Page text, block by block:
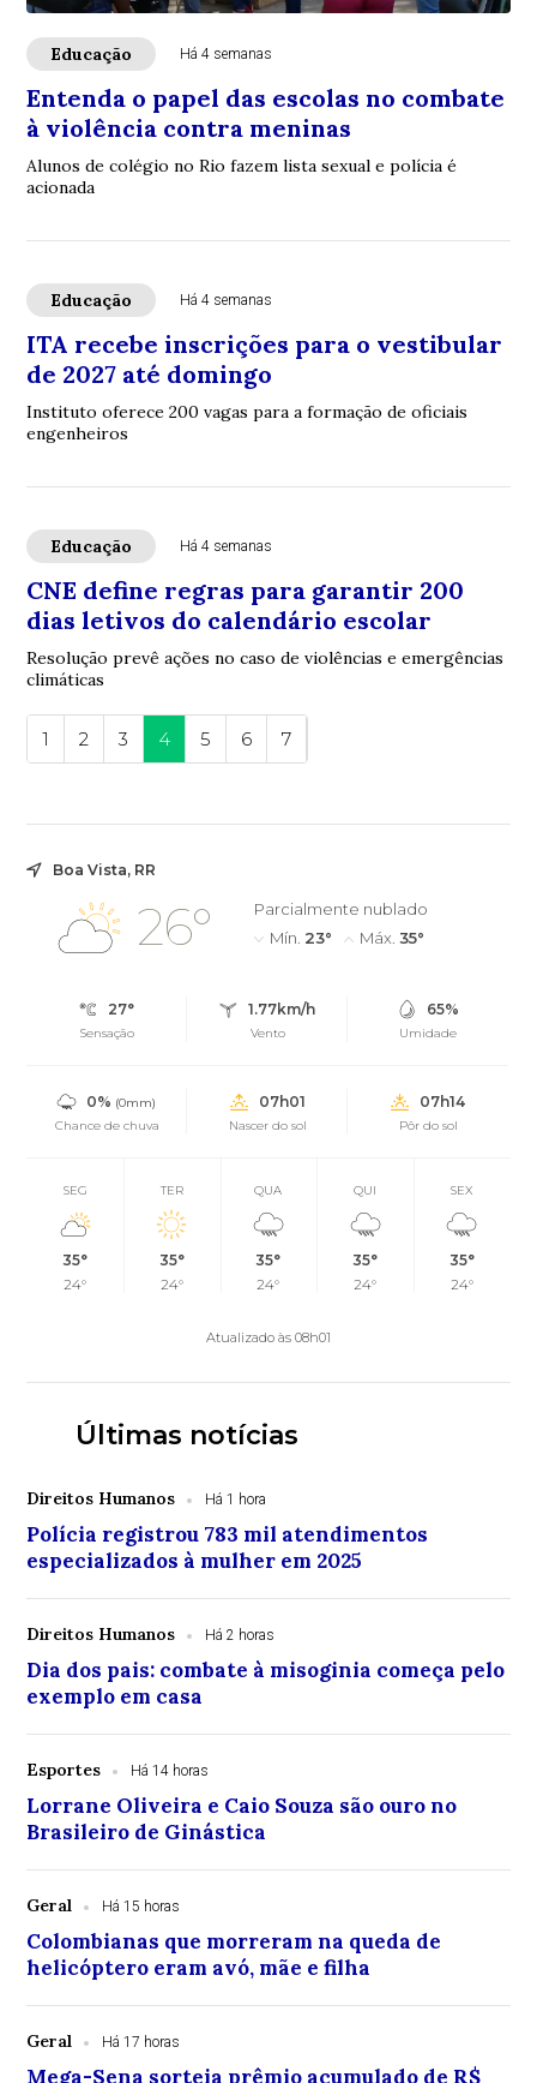
Educação Há 4 semanas
Entenda o papel das escolas no combate
à violência contra meninas
Alunos de colégio no Rio fazem lista sexual e polícia é
acionada
Educação Há 4 semanas
ITA recebe inscrições para o vestibular
de 2027 até domingo
Instituto oferece 200 vagas para a formação de oficiais
engenheiros
Educação Há 4 semanas
CNE define regras para garantir 200
dias letivos do calendário escolar
Resolução prevê ações no caso de violências e emergências
climáticas
1 2 3 4 5 6 7
Boa Vista, RR
26°
Parcialmente nublado
Mín. 23° Máx. 35°
27°
Sensação
1.77km/h
Vento
65%
Umidade
0% (0mm)
Chance de chuva
07h01
Nascer do sol
07h14
Pôr do sol
SEG
35°
24°
TER
35°
24°
QUA
35°
24°
QUI
35°
24°
SEX
35°
24°
Atualizado às 08h01
Últimas notícias
Direitos Humanos Há 1 hora
Polícia registrou 783 mil atendimentos
especializados à mulher em 2025
Direitos Humanos Há 2 horas
Dia dos pais: combate à misoginia começa pelo
exemplo em casa
Esportes Há 14 horas
Lorrane Oliveira e Caio Souza são ouro no
Brasileiro de Ginástica
Geral Há 15 horas
Colombianas que morreram na queda de
helicóptero eram avó, mãe e filha
Geral Há 17 horas
Mega-Sena sorteia prêmio acumulado de R$